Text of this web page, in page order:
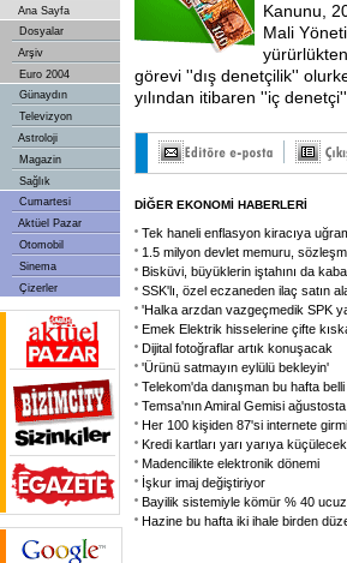
Ana Sayfa
Dosyalar
Arşiv
Euro 2004
Günaydın
Televizyon
Astroloji
Magazin
Sağlık
Cumartesi
Aktüel Pazar
Otomobil
Sinema
Çizerler
Kanunu,
Mali
görevi ''dış denetçilik''
yılından itibaren ''iç
DİĞER EKONOMİ HABERLERİ
Tek haneli enflasyon kiracıya
1.5 milyon devlet memuru,
Bisküvi, büyüklerin iştahını da
SSK'lı, özel eczaneden ilaç satın
'Halka arzdan vazgeçmedik SPK
Emek Elektrik hisselerine çifte
Dijital fotoğraflar artık konuşacak
'Ürünü satmayın eylülü bekleyin'
Telekom'da danışman bu hafta
Temsa'nın Amiral Gemisi
Her 100 kişiden 87'si internete
Kredi kartları yarı yarıya küçülecek
Madencilikte elektronik dönemi
İşkur imaj değiştiriyor
Bayilik sistemiyle kömür % 40
Hazine bu hafta iki ihale birden